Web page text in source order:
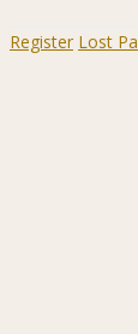
Register Lost